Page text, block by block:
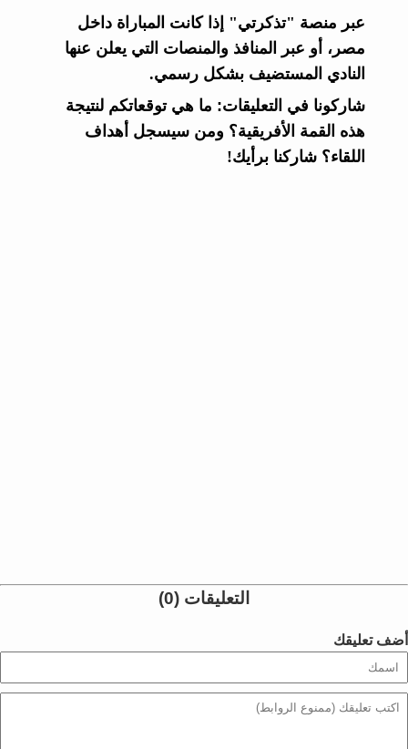
عبر منصة "تذكرتي" إذا كانت المباراة داخل
مصر، أو عبر المنافذ والمنصات التي يعلن عنها
النادي المستضيف بشكل رسمي.
شاركونا في التعليقات: ما هي توقعاتكم لنتيجة
هذه القمة الأفريقية؟ ومن سيسجل أهداف
اللقاء؟ شاركنا برأيك!
التعليقات (0)
أضف تعليقك